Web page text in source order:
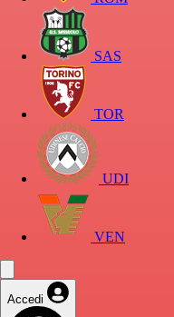
SAS
TOR
UDI
VEN
Accedi